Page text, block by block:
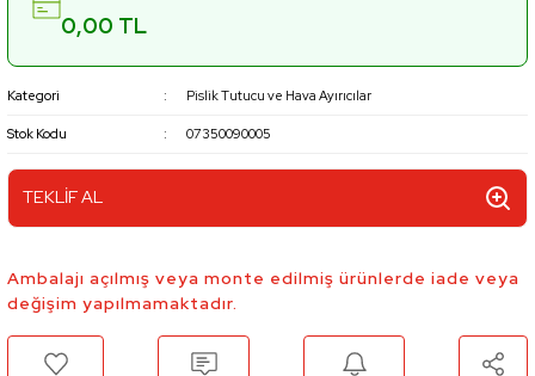
0,00 TL
Kategori Pislik Tutucu ve Hava Ayırıcılar
Stok Kodu 07350090005
TEKLİF AL
Ambalajı açılmış veya monte edilmiş ürünlerde iade veya
değişim yapılmamaktadır.